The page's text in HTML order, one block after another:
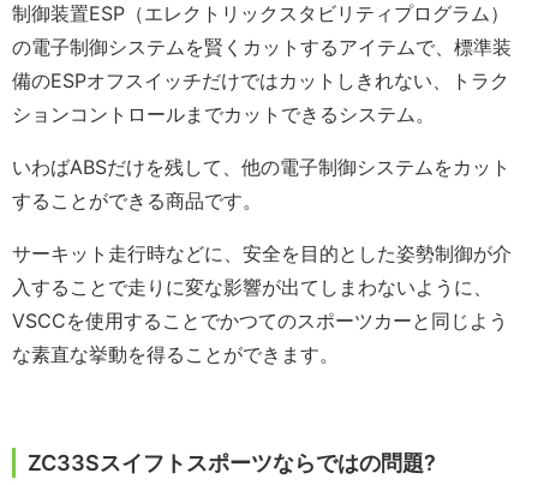
制御装置ESP（エレクトリックスタビリティプログラム）
の電子制御システムを賢くカットするアイテムで、標準装
備のESPオフスイッチだけではカットしきれない、トラク
ションコントロールまでカットできるシステム。
いわばABSだけを残して、他の電子制御システムをカット
することができる商品です。
サーキット走行時などに、安全を目的とした姿勢制御が介
入することで走りに変な影響が出てしまわないように、
VSCCを使用することでかつてのスポーツカーと同じよう
な素直な挙動を得ることができます。
ZC33Sスイフトスポーツならではの問題?